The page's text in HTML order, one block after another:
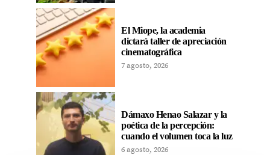
El Miope, la academia
dictará taller de apreciación
cinematográfica
7 agosto, 2026
Dámaxo Henao Salazar y la
poética de la percepción:
cuando el volumen toca la luz
6 agosto, 2026